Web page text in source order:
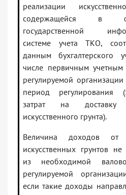
реализации
содержащейся в
государственной
системе учета ТКО,
данным бухгалтерского
числе первичным учетным
регулируемой
период регулирования
затрат на доставку
искусственного грунта).
Величина доходов от
искусственных грунтов не
из необходимой
регулируемой
если такие доходы